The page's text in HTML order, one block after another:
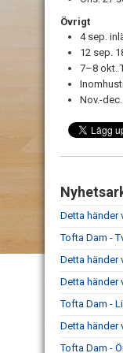
Övrigt
4 sep.
12 sep.
7–8 okt.
Nov.-
Detta händer
Tofta Dam -
Detta händer
Detta händer
Tofta Dam -
Detta händer
Tofta Dam -